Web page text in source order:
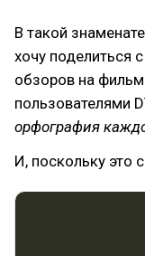
В такой
хочу поделиться
обзоров на
пользователями
орфография
И, поскольку это